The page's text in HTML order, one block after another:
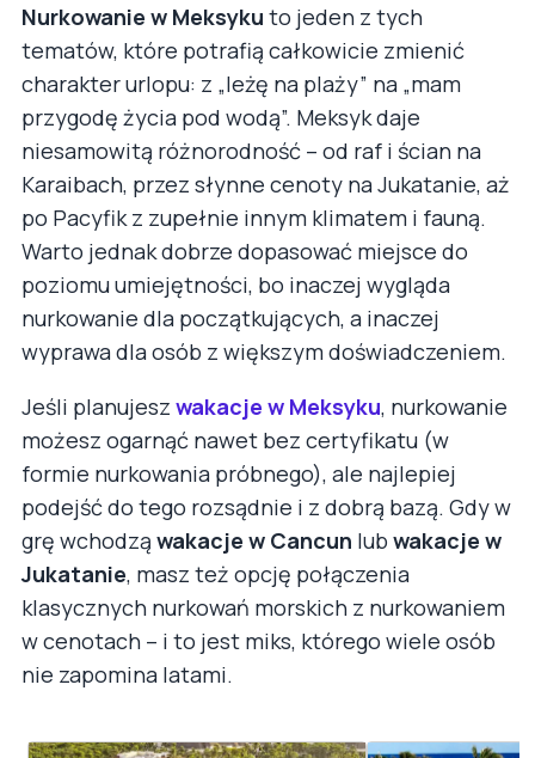
Nurkowanie w Meksyku to jeden z tych
tematów, które potrafią całkowicie zmienić
charakter urlopu: z „leżę na plaży” na „mam
przygodę życia pod wodą”. Meksyk daje
niesamowitą różnorodność – od raf i ścian na
Karaibach, przez słynne cenoty na Jukatanie, aż
po Pacyfik z zupełnie innym klimatem i fauną.
Warto jednak dobrze dopasować miejsce do
poziomu umiejętności, bo inaczej wygląda
nurkowanie dla początkujących, a inaczej
wyprawa dla osób z większym doświadczeniem.
Jeśli planujesz wakacje w Meksyku, nurkowanie
możesz ogarnąć nawet bez certyfikatu (w
formie nurkowania próbnego), ale najlepiej
podejść do tego rozsądnie i z dobrą bazą. Gdy w
grę wchodzą wakacje w Cancun lub wakacje w
Jukatanie, masz też opcję połączenia
klasycznych nurkowań morskich z nurkowaniem
w cenotach – i to jest miks, którego wiele osób
nie zapomina latami.